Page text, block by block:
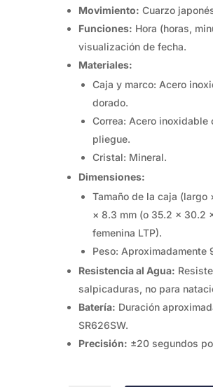
Movimiento: Cuarzo
Funciones: Hora (horas,
visualización de fecha.
Materiales:
Caja y marco: Acero
dorado.
Correa: Acero
pliegue.
Cristal: Mineral.
Dimensiones:
Tamaño de la caja (largo
× 8.3 mm (o 35.2 x 30.2
femenina LTP).
Peso: Aproximadamente
Resistencia al Agua:
salpicaduras, no para
Batería: Duración
SR626SW.
Precisión: ±20 segundos